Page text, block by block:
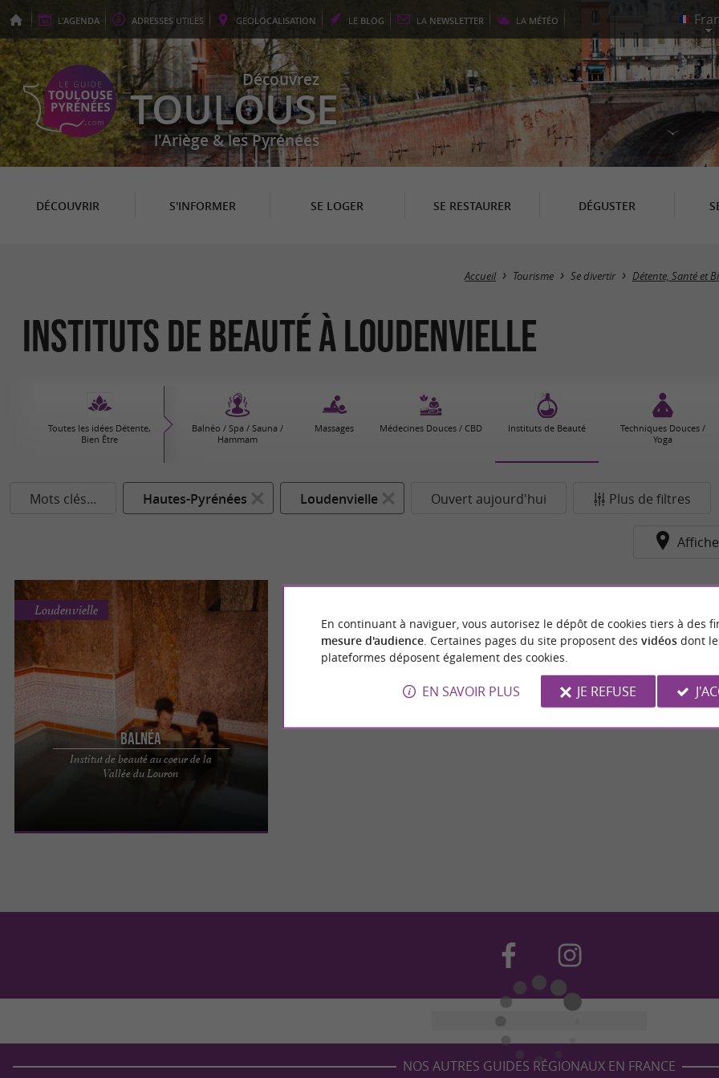
L'AGENDA ADRESSES UTILES GEOLOCALISATION LE BLOG LA NEWSLETTER LA MÉTÉO
Découvrez
TOULOUSE
l'Ariège & les Pyrénées
DÉCOUVRIR S'INFORMER SE LOGER SE RESTAURER DÉGUSTER
Accueil Tourisme Se divertir Détente, Santé et
Instituts de Beauté à Loudenvielle
Toutes les idées Détente,
Bien Être
Balnéo / Spa / Sauna /
Hammam
Massages Médecines Douces / CBD Instituts de Beauté
Techniques Douces /
Yoga
Mots clés... Hautes-Pyrénées Loudenvielle Ouvert aujourd'hui Plus de filtres
Balnéa
Institut de beauté au coeur de la
Vallée du Louron
Loudenvielle
SOINS EN INSTITUT DE BEAUTÉ À BALNÉA
LOUDENVIELLE Un espace dédié à la beauté et au
NOS AUTRES GUIDES RÉGIONAUX EN FRANCE
En continuant à naviguer, vous autorisez le dépôt de cookies tiers à des
mesure d'audience. Certaines pages du site proposent des vidéosdont
plateformes déposent également des cookies.
EN SAVOIR PLUS JE REFUSE